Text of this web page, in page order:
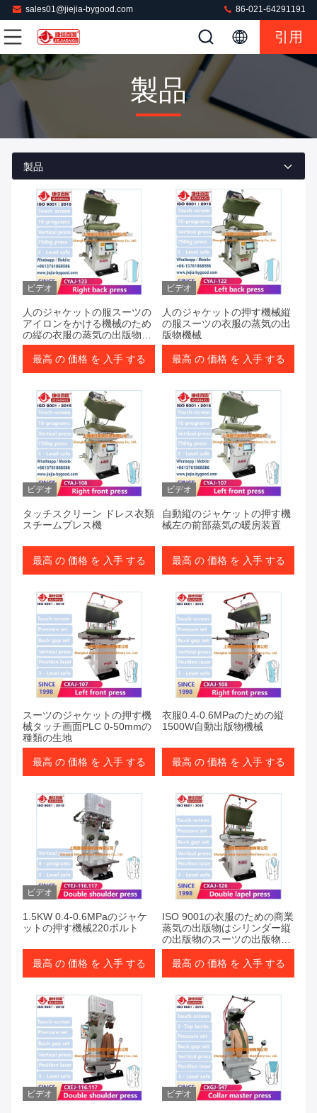
sales01@jiejia-bygood.com 86-021-64291191
引用
製品
製品
ビデオ
人のジャケットの服スーツの
アイロンをかける機械のため
の縦の衣服の蒸気の出版物機
械
最高 の 価格 を 入手 する
ビデオ
人のジャケットの押す機械縦
の服スーツの衣服の蒸気の出
版物機械
最高 の 価格 を 入手 する
ビデオ
タッチスクリーン ドレス衣類
スチームプレス機
最高 の 価格 を 入手 する
ビデオ
自動縦のジャケットの押す機
械左の前部蒸気の暖房装置
最高 の 価格 を 入手 する
スーツのジャケットの押す機
械タッチ画面PLC 0-50mmの
種類の生地
最高 の 価格 を 入手 する
衣服0.4-0.6MPaのための縦
1500W自動出版物機械
最高 の 価格 を 入手 する
ビデオ
1.5KW 0.4-0.6MPaのジャケ
ットの押す機械220ボルト
最高 の 価格 を 入手 する
ISO 9001の衣服のための商業
蒸気の出版物はシリンダー縦
の出版物のスーツの出版物機
械蒸気の暖房装置を乾燥する
最高 の 価格 を 入手 する
ビデオ ビデオ